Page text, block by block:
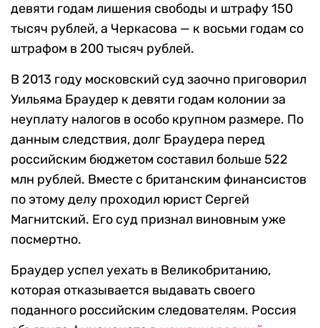
девяти годам лишения свободы и штрафу 150
тысяч рублей, а Черкасова — к восьми годам со
штрафом в 200 тысяч рублей.
В 2013 году московский суд заочно приговорил
Уильяма Браудер к девяти годам колонии за
неуплату налогов в особо крупном размере. По
данным следствия, долг Браудера перед
российским бюджетом составил больше 522
млн рублей. Вместе с британским финансистов
по этому делу проходил юрист Сергей
Магнитский. Его суд признал виновным уже
посмертно.
Браудер успел уехать в Великобританию,
которая отказывается выдавать своего
поданного российским следователям. Россия